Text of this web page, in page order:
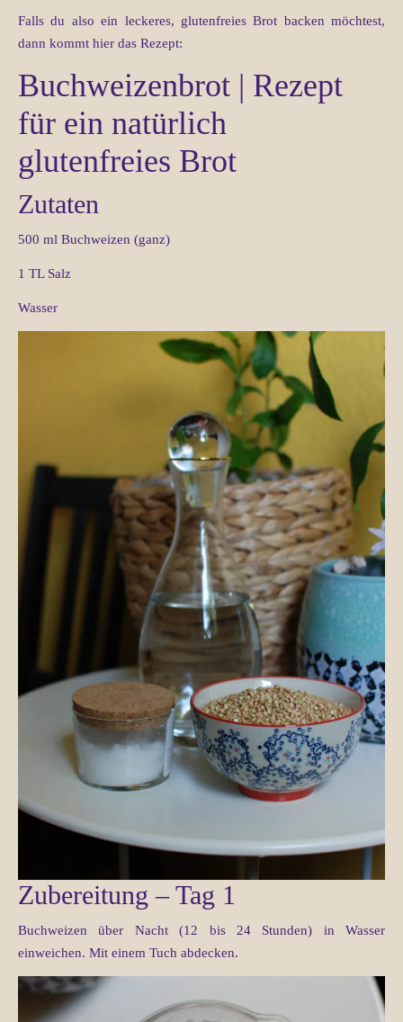
Falls du also ein leckeres, glutenfreies Brot backen möchtest,
dann kommt hier das Rezept:
Buchweizenbrot | Rezept
für ein natürlich
glutenfreies Brot
Zutaten
500 ml Buchweizen (ganz)
1 TL Salz
Wasser
Zubereitung – Tag 1
Buchweizen über Nacht (12 bis 24 Stunden) in Wasser
einweichen. Mit einem Tuch abdecken.